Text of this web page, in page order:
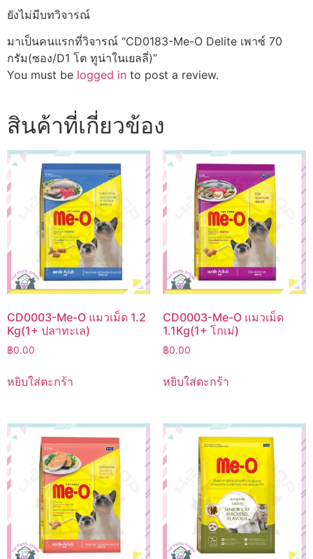
ยังไม่มีบทวิจารณ์
มาเป็นคนแรกที่วิจารณ์ “CD0183-Me-O Delite เพาซ์ 70
กรัม(ซอง/D1 โต ทูน่าในเยลลี่)”
You must be logged in to post a review.
สินค้าที่เกี่ยวข้อง
CD0003-Me-O แมวเม็ด 1.2
Kg(1+ ปลาทะเล)
฿0.00
หยิบใส่ตะกร้า
CD0003-Me-O แมวเม็ด
1.1Kg(1+ โกเม่)
฿0.00
หยิบใส่ตะกร้า